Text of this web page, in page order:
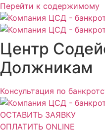
Перейти к содержимому
Центр
Должникам
Консультация по
ОСТАВИТЬ ЗАЯВКУ
ОПЛАТИТЬ ONLINE